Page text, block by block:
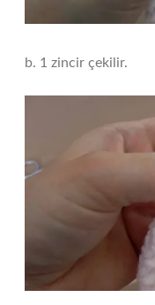
b. 1 zincir çekilir.